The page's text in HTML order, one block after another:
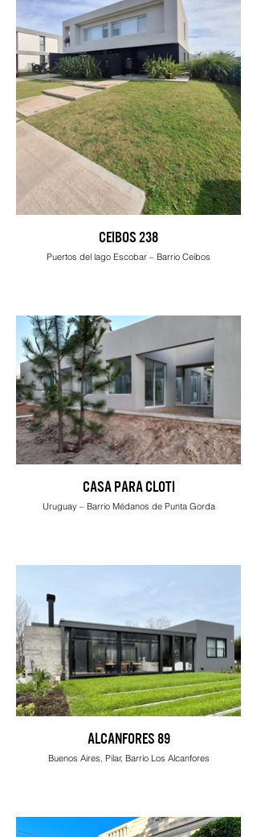
CEIBOS 238
Puertos del lago Escobar – Barrio Ceibos
CASA PARA CLOTI
Uruguay – Barrio Médanos de Punta Gorda
ALCANFORES 89
Buenos Aires, Pilar, Barrio Los Alcanfores